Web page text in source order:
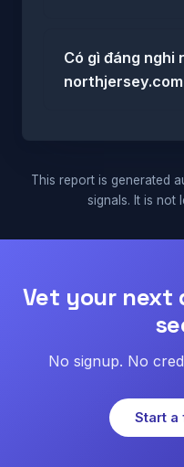
Có gì đáng nghi
This report is generated
signals. It is not
Vet your next
No signup. No
Start